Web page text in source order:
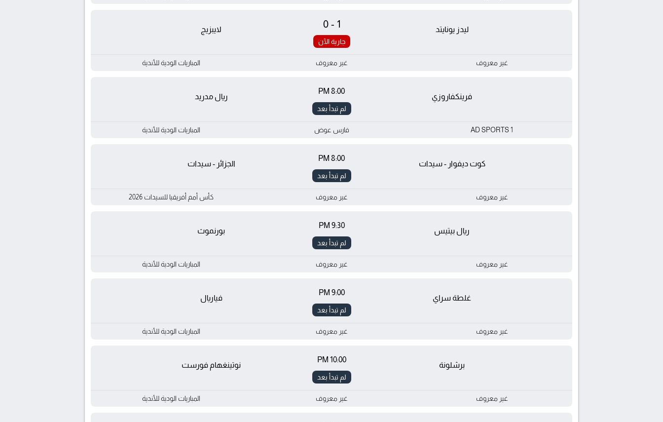
فرينكفاروزي
8:00 PM
لم تبدأ بعد
ريال مدريد
AD SPORTS 1 فارس عوض المباريات الودية للأندية
كوت ديفوار - سيدات
8:00 PM
لم تبدأ بعد
الجزائر - سيدات
غير معروف غير معروف كأس أمم أفريقيا للسيدات 2026
ريال بيتيس
9:30 PM
لم تبدأ بعد
بورنموث
غير معروف غير معروف المباريات الودية للأندية
غلطة سراي
9:00 PM
لم تبدأ بعد
فياريال
غير معروف غير معروف المباريات الودية للأندية
برشلونة
10:00 PM
لم تبدأ بعد
نوتينغهام فورست
غير معروف غير معروف المباريات الودية للأندية
ليدز يونايتد 0-1
جارية الآن
لايبزيج
غير معروف غير معروف المباريات الودية للأندية